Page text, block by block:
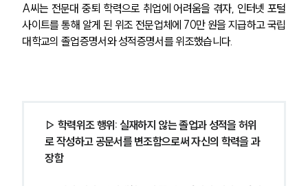
A씨는 전문대 중퇴 학력으로 취업에 어려움을 겪자, 인터넷 포털
사이트를 통해 알게 된 위조 전문업체에 70만 원을 지급하고 국립
대학교의 졸업증명서와 성적증명서를 위조했습니다.
▷ 학력위조 행위: 실재하지 않는 졸업과 성적을 허위
로 작성하고 공문서를 변조함으로써 자신의 학력을 과
장함